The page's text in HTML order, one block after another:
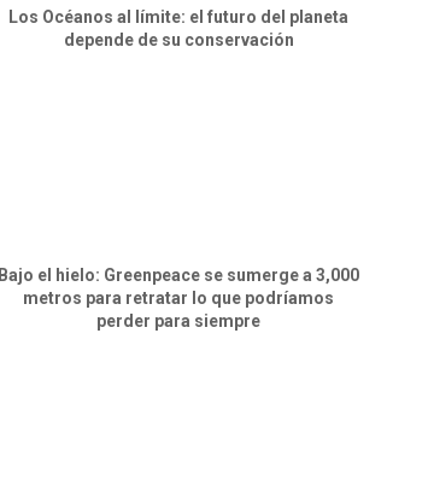
Los Océanos al límite: el futuro del planeta
depende de su conservación
Bajo el hielo: Greenpeace se sumerge a 3,000
metros para retratar lo que podríamos
perder para siempre